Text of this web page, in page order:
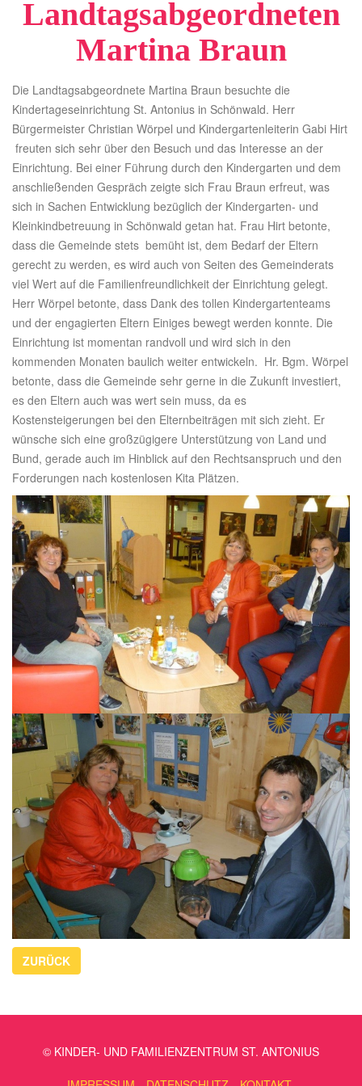
Landtagsabgeordneten
Martina Braun
Die Landtagsabgeordnete Martina Braun besuchte die
Kindertageseinrichtung St. Antonius in Schönwald. Herr
Bürgermeister Christian Wörpel und Kindergartenleiterin Gabi Hirt
freuten sich sehr über den Besuch und das Interesse an der
Einrichtung. Bei einer Führung durch den Kindergarten und dem
anschließenden Gespräch zeigte sich Frau Braun erfreut, was
sich in Sachen Entwicklung bezüglich der Kindergarten- und
Kleinkindbetreuung in Schönwald getan hat. Frau Hirt betonte,
dass die Gemeinde stets bemüht ist, dem Bedarf der Eltern
gerecht zu werden, es wird auch von Seiten des Gemeinderats
viel Wert auf die Familienfreundlichkeit der Einrichtung gelegt.
Herr Wörpel betonte, dass Dank des tollen Kindergartenteams
und der engagierten Eltern Einiges bewegt werden konnte. Die
Einrichtung ist momentan randvoll und wird sich in den
kommenden Monaten baulich weiter entwickeln. Hr. Bgm. Wörpel
betonte, dass die Gemeinde sehr gerne in die Zukunft investiert,
es den Eltern auch was wert sein muss, da es
Kostensteigerungen bei den Elternbeiträgen mit sich zieht. Er
wünsche sich eine großzügigere Unterstützung von Land und
Bund, gerade auch im Hinblick auf den Rechtsanspruch und den
Forderungen nach kostenlosen Kita Plätzen.
ZURÜCK
© KINDER- UND FAMILIENZENTRUM ST. ANTONIUS